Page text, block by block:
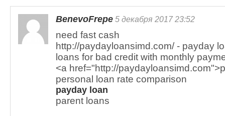
BenevoFrepe 5 декабря 2017 23:52
need fast cash
http://paydayloansimd.com/ - payday
loans for bad credit with monthly
<a href="http://
personal loan rate comparison
payday loan
parent loans